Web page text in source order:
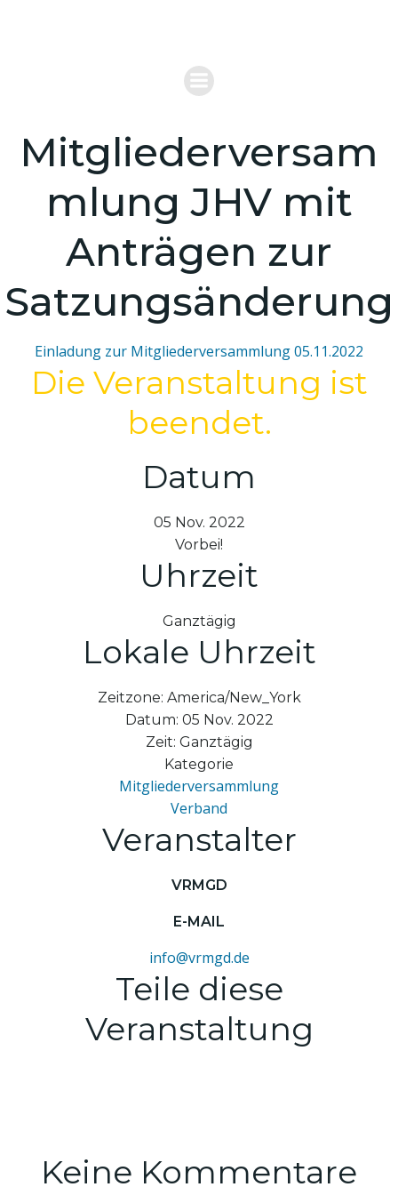
Mitgliederversam
mlung JHV mit
Anträgen zur
Satzungsänderung
Einladung zur Mitgliederversammlung 05.11.2022
Die Veranstaltung ist
beendet.
Datum
05 Nov. 2022
Vorbei!
Uhrzeit
Ganztägig
Lokale Uhrzeit
Zeitzone: America/New_York
Datum: 05 Nov. 2022
Zeit: Ganztägig
Kategorie
Mitgliederversammlung
Verband
Veranstalter
VRMGD
E-MAIL
info@vrmgd.de
Teile diese
Veranstaltung
Keine Kommentare